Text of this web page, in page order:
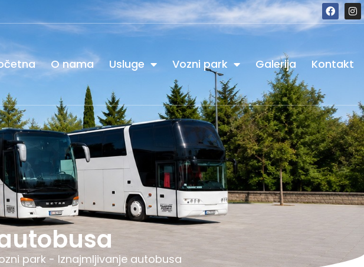
O nama Usluge Vozni park Galerija Kontakt
park - Iznajmljivanje autobusa